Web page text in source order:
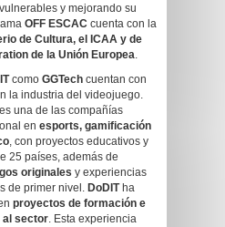
y mejorando su
OFF ESCAC cuenta con la
de Cultura, el ICAA y de
de la Unión Europea.
como GGTech cuentan con
la industria del videojuego.
una de las compañías
en esports, gamificación
, con proyectos educativos y
25 países, además de
originales y experiencias
de primer nivel. DoDITha
proyectos de formación e
al sector. Esta experiencia